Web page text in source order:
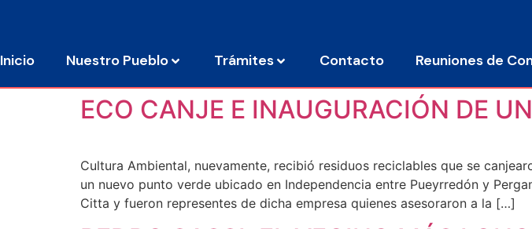
Inicio Nuestro Pueblo Trámites Contacto Reuniones de
ECO CANJE E INAUGURACIÓN DE
Cultura Ambiental, nuevamente, recibió residuos reciclables que se
un nuevo punto verde ubicado en Independencia entre Pueyrredón y
Citta y fueron representes de dicha empresa quienes asesoraron a la […]